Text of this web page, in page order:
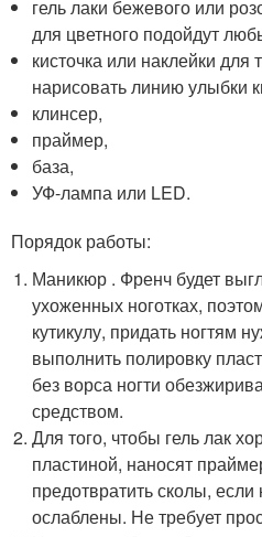
гель лаки бежевого или
для цветного подойдут
кисточка или наклейки для
нарисовать линию улыбки
клинсер,
праймер,
база,
УФ-лампа или LED.
Порядок работы:
Маникюр . Френч будет
ухоженных ноготках,
кутикулу, придать ногтям
выполнить полировку
без ворса ногти
средством.
Для того, чтобы гель лак
пластиной, наносят
предотвратить сколы,
ослаблены. Не требует